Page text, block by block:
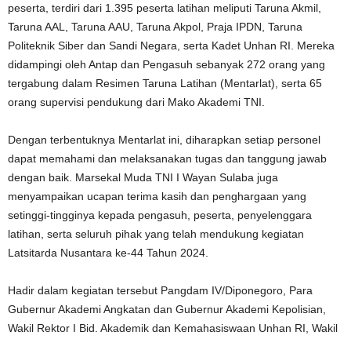
peserta, terdiri dari 1.395 peserta latihan meliputi Taruna Akmil,
Taruna AAL, Taruna AAU, Taruna Akpol, Praja IPDN, Taruna
Politeknik Siber dan Sandi Negara, serta Kadet Unhan RI. Mereka
didampingi oleh Antap dan Pengasuh sebanyak 272 orang yang
tergabung dalam Resimen Taruna Latihan (Mentarlat), serta 65
orang supervisi pendukung dari Mako Akademi TNI.
Dengan terbentuknya Mentarlat ini, diharapkan setiap personel
dapat memahami dan melaksanakan tugas dan tanggung jawab
dengan baik. Marsekal Muda TNI I Wayan Sulaba juga
menyampaikan ucapan terima kasih dan penghargaan yang
setinggi-tingginya kepada pengasuh, peserta, penyelenggara
latihan, serta seluruh pihak yang telah mendukung kegiatan
Latsitarda Nusantara ke-44 Tahun 2024.
Hadir dalam kegiatan tersebut Pangdam IV/Diponegoro, Para
Gubernur Akademi Angkatan dan Gubernur Akademi Kepolisian,
Wakil Rektor I Bid. Akademik dan Kemahasiswaan Unhan RI, Wakil